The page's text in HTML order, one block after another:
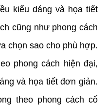
kiểu dáng và họa tiết
cũng như phong cách
chọn sao cho phù hợp.
phong cách hiện đại,
và họa tiết đơn giản.
theo phong cách cổ